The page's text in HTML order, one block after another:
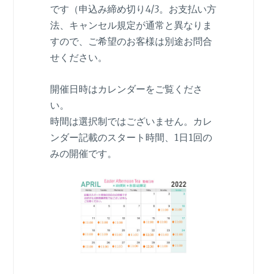
です（申込み締め切り4/3。お支払い方
法、キャンセル規定が通常と異なりま
すので、ご希望のお客様は別途お問合
せください。
開催日時はカレンダーをご覧くださ
い。
時間は選択制ではございません。カレ
ンダー記載のスタート時間、1日1回の
みの開催です。